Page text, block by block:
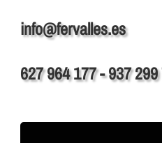
info@fervalles.es
627 964 177 - 937